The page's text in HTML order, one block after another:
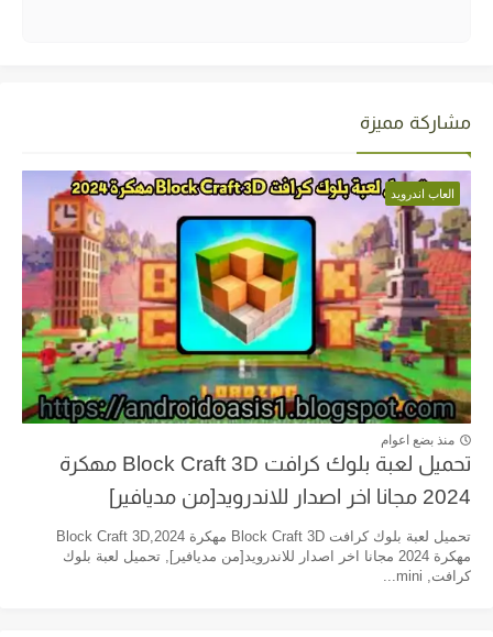
مشاركة مميزة
العاب اندرويد
منذ بضع اعوام
تحميل لعبة بلوك كرافت Block Craft 3D مهكرة
2024 مجانا اخر اصدار للاندرويد[من مديافير]
تحميل لعبة بلوك كرافت Block Craft 3D مهكرة 2024,Block Craft 3D
مهكرة 2024 مجانا اخر اصدار للاندرويد[من مديافير], تحميل لعبة بلوك
كرافت, mini...